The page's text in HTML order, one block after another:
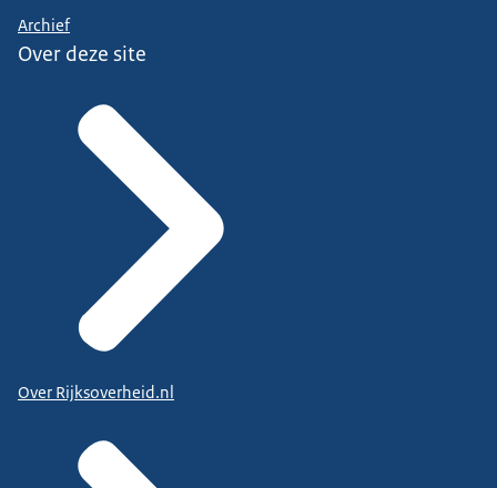
Archief
Over deze site
Over Rijksoverheid.nl